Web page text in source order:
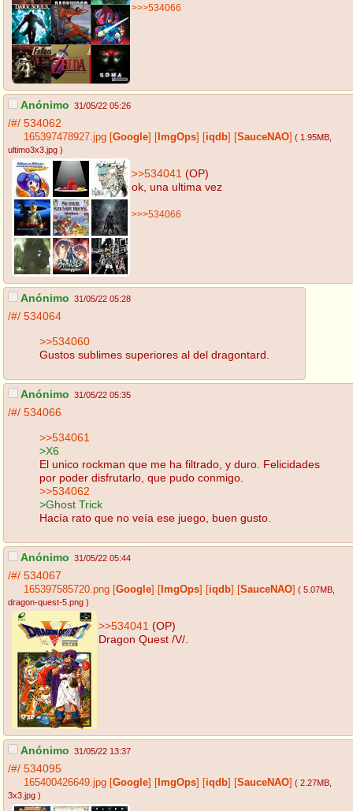
>>>534066
Anónimo 31/05/22 05:26
/#/ 534062
165397478927.jpg Google ImgOps iqdb SauceNAO ( 1.95MB
ultimo3x3.jpg )
>>534041 (OP)
ok, una ultima vez
>>>534066
Anónimo 31/05/22 05:28
/#/ 534064
>>534060
Gustos sublimes superiores al del dragontard.
Anónimo 31/05/22 05:35
/#/ 534066
>>534061
>X6
El unico rockman que me ha filtrado, y duro. Felicidades
por poder disfrutarlo, que pudo conmigo.
>>534062
>Ghost Trick
Hacía rato que no veía ese juego, buen gusto.
Anónimo 31/05/22 05:44
/#/ 534067
165397585720.png Google ImgOps iqdb SauceNAO ( 5.07MB
dragon-quest-5.png )
>>534041 (OP)
Dragon Quest /V/.
Anónimo 31/05/22 13:37
/#/ 534095
165400426649.jpg Google ImgOps iqdb SauceNAO ( 2.27MB
3x3.jpg )